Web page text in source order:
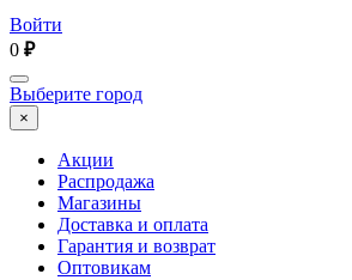
Войти
0 ₽
Выберите город
×
Акции
Распродажа
Магазины
Доставка и оплата
Гарантия и возврат
Оптовикам